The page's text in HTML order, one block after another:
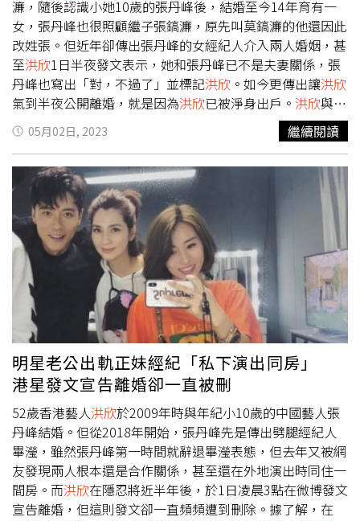
瑪拉 波旁獲獎資歷：2022嘉義縣莊園評鑑五星級、2023莫
凡彼餐飲集團手沖精品咖啡指定選豆、2023 COE台灣卓越
盃87.69、87.3、2023嘉義縣咖啡三部曲建置計畫產區杯測
評鑑會 蜜處理組/金級獎、日曬組/金級5.晉揚欣咖啡莊園(產
銷履歷驗證) 主理人： 洪欣延 地址：嘉義縣梅山鄉太興
村橫山12號 電話：0919-167-007、0988561-739種植海
拔：800~1200公尺莊園主力品種：SL34 Gesha Typica波旁
(原生種) 獲獎資歷：嘉義縣咖啡莊園五星級莊園、2023
嘉義縣咖啡三部曲建置計畫產區杯測評鑑會蜜處理組/銀獎
6.璟隆咖啡莊園(產銷履歷驗證) 主理人：蘇彥璋 地址：
嘉義縣番路鄉公田村隙頂8-2號電話：0929-878-568種植海
拔：1400公尺 莊園主力品種：Gesha SL34 獲獎資歷：
2022 阿流賽 日曬組/銀質獎、2022阿流賽 蜜處理組/銀質
獎、2023 COE 台灣卓越盃/第4名7.科子林咖啡莊園(產銷履
歷驗證) 主理人：蔡奇蒼、趙燕卿 地址：嘉義縣梅山鄉
第8鄰科子林14-5號 電話：0928-349-516 種植海拔：
1050公尺 莊園主力品種：SL34、Gesha Typica紫葉、
Caturra 獲獎資歷：2022 阿流賽 蜜處理組/銀質獎、2023
阿流賽 水洗組/頭等獎、2023 阿流賽 日曬組/頭等獎、2023
COE台灣卓越盃/第12名8.部舞咖啡莊園(產銷履歷驗證) 主
理人：溫春梅 地址：嘉義縣番路鄉公田村隙頂70-1號 電
話：0922-199-288 種植海拔：1050-1200公尺 莊園主力
品種：SL34 Gesha 獲獎資歷：2022 阿流賽 日曬組/銀質
獎、2023嘉義縣咖啡三部曲建置計畫產區杯測評鑑會/日曬
組 金獎9.琥珀社咖啡莊園(產銷履歷驗證) 主理人：陳合
德 地址：嘉義縣梅山鄉碧湖村4鄰碧湖38號 電話：
0922-204-987 種植海拔：1030~1200公尺 莊園主力品
理人畢瀅，不過男方極力否認並宣布辭退經紀人止血，洪欣
是後選擇原諒，原以為張丹峰已和畢瀅劃清界線，沒想到女
方至今仍是他的經紀人，且雙方一起到外地工作時還住同一
間房。
濂，隨後認識小她10歲的張丹峰後，結婚至今14年育有一
女，張丹峰也很照顧繼子張鎬濂，原先叫莫鎬濂的他還因此
改姓張。但近年卻傳出張丹峰的女經紀人介入兩人婚姻，甚
至洪欣1日半夜發文表示，她和張丹峰已不是夫妻關係，張
丹峰也寫出「對，不過了」並標記洪欣 。如今更傳出讓洪欣
氣到半夜公開離婚，就是因為洪欣已被淨身出戶。 洪欣與張
丹峰今年才一起慶祝女兒生日，但如今卻傳出離婚消息。
（圖／翻攝自洪欣
的老公張丹峰近年事業登上高
峰，但卻開始傳出與女經紀人畢瀅過度親密，甚至在張丹峰
表示畢瀅離職後，仍被網友發現他的窗口仍是對方，甚至廠
商匯入的帳戶竟是畢瀅的帳戶。日前更有網友爆料，在民政
局上班的朋友發現張丹峰已恢復單身，甚至和畢瀅結婚，並
放上兩人結婚證據，種種跡象都讓網友認為張丹峰已經外遇
出軌甚至和 洪欣離婚了。有網友曬出張丹峰與畢瀅的結婚資
料，但兩人至今沒有承認，張丹峰也表示會寄律師函。（圖
／翻攝自微博）而洪欣1日半夜選擇公開表示與張丹峰離
婚，就有疑似知情人士稱「洪欣或許要淨身出戶了！張丹峰
和畢瀅早就轉移好了資產，公司都提前註銷了」，陸媒《鳳
凰網娛樂》就報導，畢瀅名下兩家企業北京峰焱文化有限公
司、晞彤（上海）影視文化工作室。
05月02日, 2023 繼續閱讀
明星老公出軌正妹經紀「私下演出同房」
港星發文宣告離婚卻一直被刪
52歲香港藝人洪欣於2009年時與年紀小10歲的中國藝人張
丹峰結婚。但從2018年開始，張丹峰先是傳出劈腿經紀人
畢瀅，雖然張丹峰第一時間就辭退畢瀅表態，但去年又被網
友發現兩人根本還是合作關係，甚至還在外地演出時同住一
間房。而洪欣在隱忍將近半年後，於1日凌晨3點在微博發文
宣告離婚，但這則發文卻一直頻頻遭到刪除。據了解，在